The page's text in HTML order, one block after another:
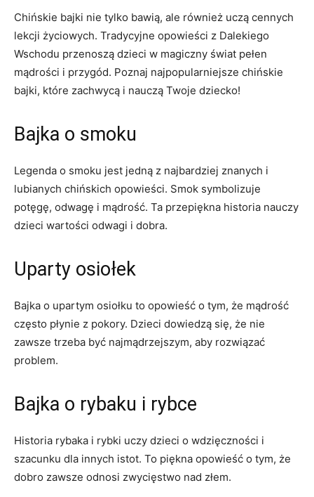
Chińskie bajki nie tylko bawią, ale również uczą cennych
lekcji życiowych. Tradycyjne⁣ opowieści ⁢z Dalekiego
Wschodu przenoszą dzieci w magiczny świat pełen
mądrości i przygód. Poznaj najpopularniejsze ‍chińskie
bajki,‌ które zachwycą i nauczą Twoje dziecko!
Bajka o smoku
Legenda o smoku jest jedną‍ z najbardziej ⁢znanych i
lubianych chińskich opowieści. Smok symbolizuje ​
potęgę, odwagę i⁣ mądrość. Ta przepiękna historia nauczy
dzieci wartości odwagi i ‌dobra.
Uparty osiołek
Bajka o upartym osiołku to opowieść o tym, że mądrość
często płynie z ⁢pokory. Dzieci dowiedzą się, że nie
zawsze trzeba być najmądrzejszym, aby rozwiązać
problem.
Bajka o⁣ rybaku i rybce
Historia rybaka ⁤i rybki uczy ‌dzieci o wdzięczności i
szacunku dla innych istot. To piękna opowieść o tym, że
dobro zawsze odnosi zwycięstwo nad złem.